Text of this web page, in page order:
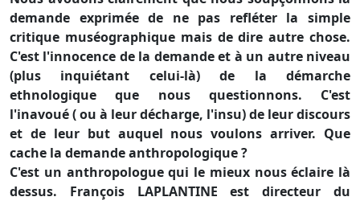
demande exprimée de ne pas refléter la simple
critique muséographique mais de dire autre chose.
C'est l'innocence de la demande et à un autre niveau
(plus inquiétant celui-là) de la démarche
ethnologique que nous questionnons. C'est
l'inavoué ( ou à leur décharge, l'insu) de leur discours
et de leur but auquel nous voulons arriver. Que
cache la demande anthropologique ?
C'est un anthropologue qui le mieux nous éclaire là
dessus. François LAPLANTINE est directeur du